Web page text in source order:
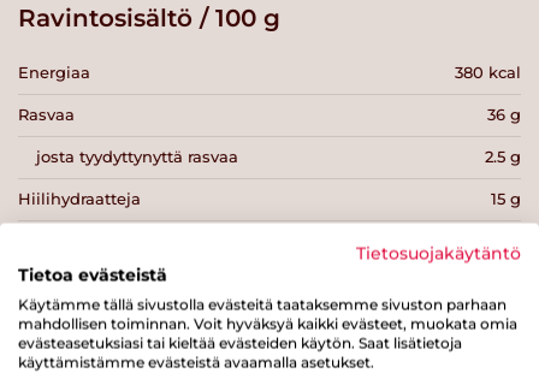
Ravintosisältö / 100 g
Energiaa 380 kcal
Rasvaa 36 g
josta tyydyttynyttä rasvaa 2.5 g
Hiilihydraatteja 15 g
Kuitua
Proteiinia 0.3 g
Suolaa
Tietosuojakäytäntö
Tietoa evästeistä
Käytämme tällä sivustolla evästeitä taataksemme sivuston parhaan
mahdollisen toiminnan. Voit hyväksyä kaikki evästeet, muokata omia
evästeasetuksiasi tai kieltää evästeiden käytön. Saat lisätietoja
käyttämistämme evästeistä avaamalla asetukset.